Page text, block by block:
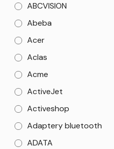
ABCVISION
Abeba
Acer
Aclas
Acme
ActiveJet
Activeshop
Adaptery bluetooth
ADATA